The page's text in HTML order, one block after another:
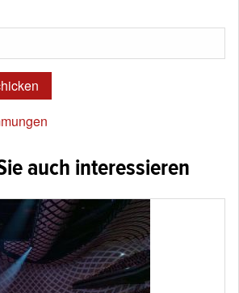
auch interessieren